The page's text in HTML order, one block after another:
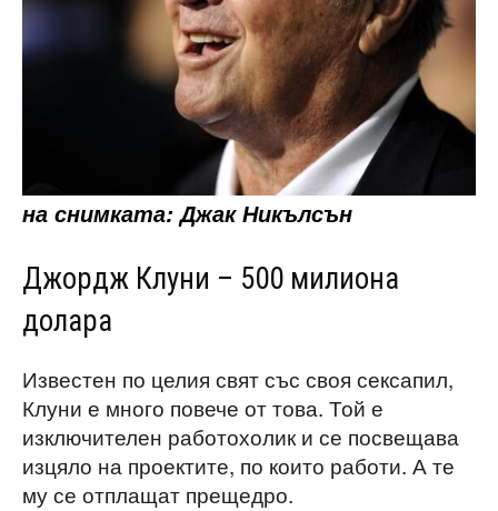
на снимката: Джак Никълсън
Джордж Клуни – 500 милиона
долара
Известен по целия свят със своя сексапил,
Клуни е много повече от това. Той е
изключителен работохолик и се посвещава
изцяло на проектите, по които работи. А те
му се отплащат прещедро.